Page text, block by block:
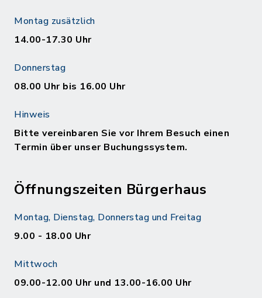
Montag zusätzlich
14.00-17.30 Uhr
Donnerstag
08.00 Uhr bis 16.00 Uhr
Hinweis
Bitte vereinbaren Sie vor Ihrem Besuch einen
Termin über unser Buchungssystem.
Öffnungszeiten Bürgerhaus
Montag, Dienstag, Donnerstag und Freitag
9.00 - 18.00 Uhr
Mittwoch
09.00-12.00 Uhr und 13.00-16.00 Uhr